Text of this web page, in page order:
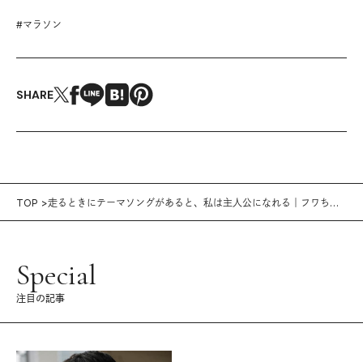
#マラソン
SHARE
TOP
走るときにテーマソングがあると、私は主人公になれる｜フワちゃ
Special
注目の記事